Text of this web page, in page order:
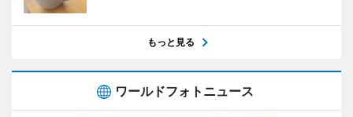
もっと見る
ワールドフォトニュース